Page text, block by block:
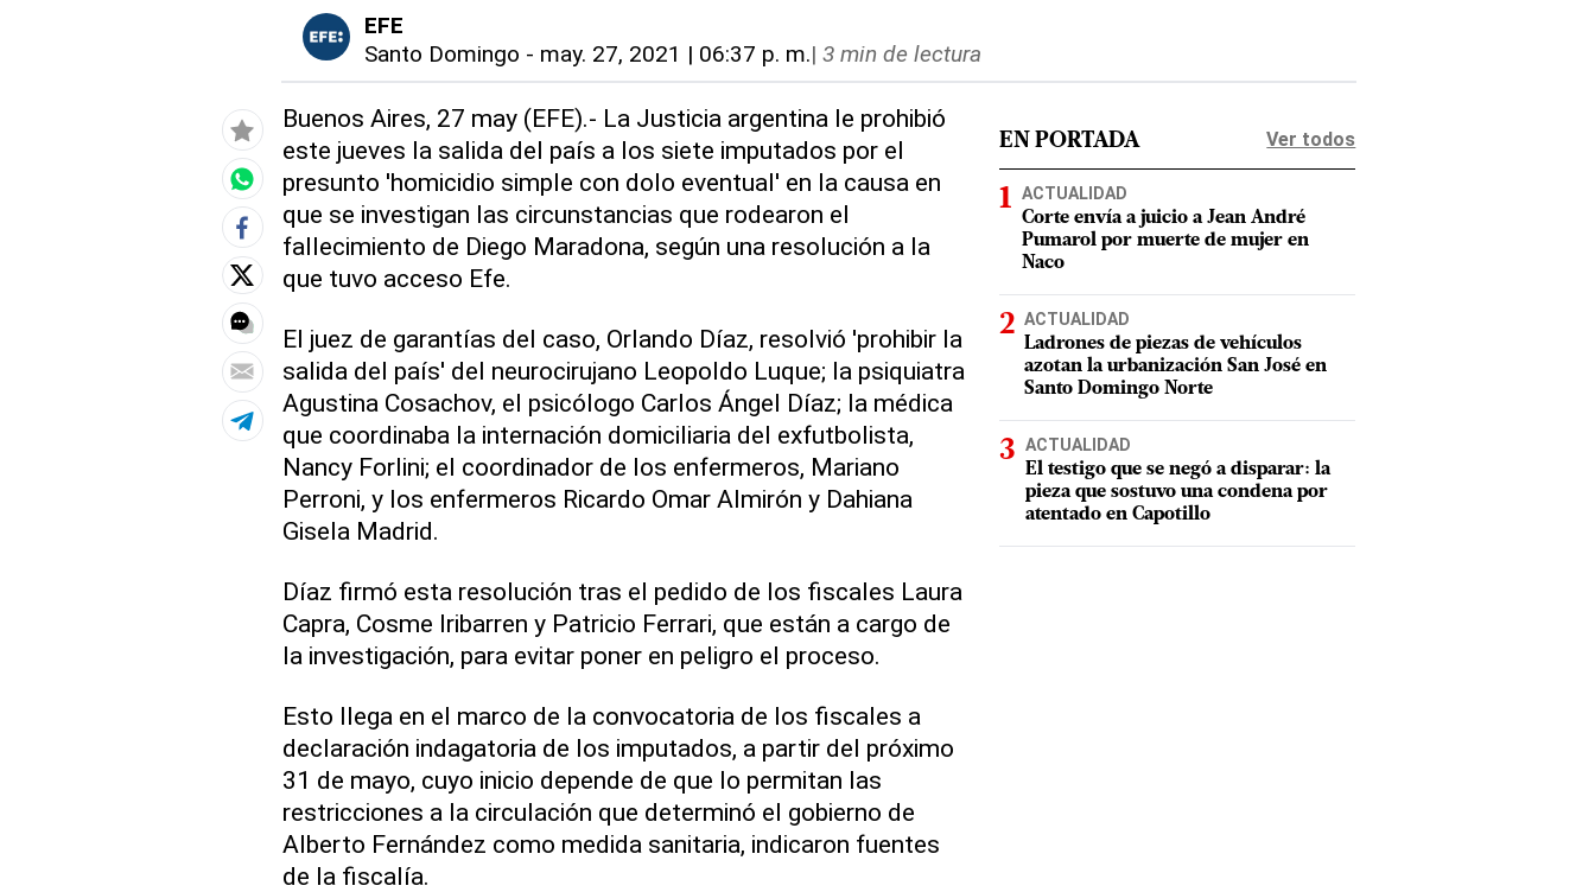
EFE
Santo Domingo - may. 27, 2021 | 06:37 p. m.| 3 min de lectura
Buenos Aires, 27 may (EFE).- La Justicia argentina le prohibió
este jueves la salida del país a los siete imputados por el
presunto 'homicidio simple con dolo eventual' en la causa en
que se investigan las circunstancias que rodearon el
fallecimiento de Diego Maradona, según una resolución a la
que tuvo acceso Efe.
El juez de garantías del caso, Orlando Díaz, resolvió 'prohibir la
salida del país' del neurocirujano Leopoldo Luque; la psiquiatra
Agustina Cosachov, el psicólogo Carlos Ángel Díaz; la médica
que coordinaba la internación domiciliaria del exfutbolista,
Nancy Forlini; el coordinador de los enfermeros, Mariano
Perroni, y los enfermeros Ricardo Omar Almirón y Dahiana
Gisela Madrid.
Díaz firmó esta resolución tras el pedido de los fiscales Laura
Capra, Cosme Iribarren y Patricio Ferrari, que están a cargo de
la investigación, para evitar poner en peligro el proceso.
Esto llega en el marco de la convocatoria de los fiscales a
declaración indagatoria de los imputados, a partir del próximo
31 de mayo, cuyo inicio depende de que lo permitan las
restricciones a la circulación que determinó el gobierno de
Alberto Fernández como medida sanitaria, indicaron fuentes
de la fiscalía.
EN PORTADA Ver todos
ACTUALIDAD
Corte envía a juicio a Jean André
Pumarol por muerte de mujer en
Naco
ACTUALIDAD
Ladrones de piezas de vehículos
azotan la urbanización San José en
Santo Domingo Norte
ACTUALIDAD
El testigo que se negó a disparar: la
pieza que sostuvo una condena por
atentado en Capotillo